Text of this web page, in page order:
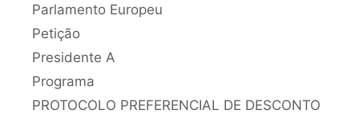
Parlamento Europeu
Petição
Presidente A
Programa
PROTOCOLO PREFERENCIAL DE DESCONTO